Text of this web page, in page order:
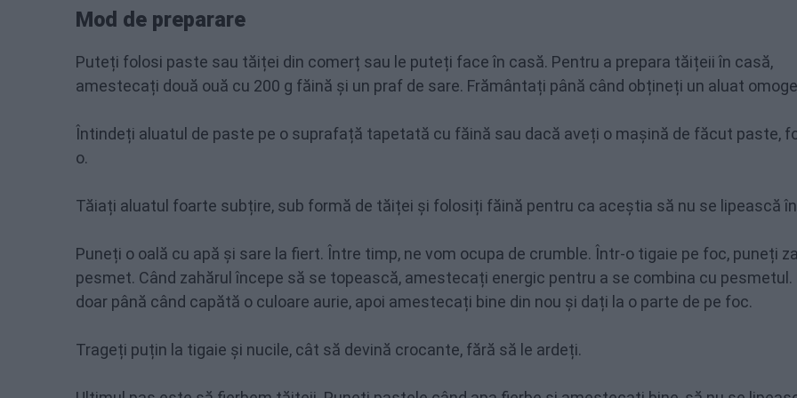
Mod de preparare
Puteți folosi paste sau tăiței din comerț sau le puteți face în casă. Pentru a prepara tăițeii în casă,
amestecați două ouă cu 200 g făină și un praf de sare. Frământați până când obțineți un aluat
Întindeți aluatul de paste pe o suprafață tapetată cu făină sau dacă aveți o mașină de făcut paste,
o.
Tăiați aluatul foarte subțire, sub formă de tăiței și folosiți făină pentru ca aceștia să nu se lipească
Puneți o oală cu apă și sare la fiert. Între timp, ne vom ocupa de crumble. Într-o tigaie pe foc, puneți
pesmet. Când zahărul începe să se topească, amestecați energic pentru a se combina cu pesmetul.
doar până când capătă o culoare aurie, apoi amestecați bine din nou și dați la o parte de pe foc.
Trageți puțin la tigaie și nucile, cât să devină crocante, fără să le ardeți.